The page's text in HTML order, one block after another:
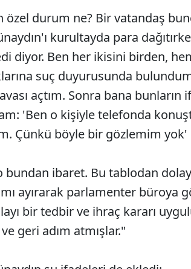
özel durum ne? Bir vatandaş
kurultayda para
diyor. Ben her ikisini birden,
suç duyurusunda
açtım. Sonra bana
'Ben o kişiyle telefonda
Çünkü böyle bir gözlemim yok'
bundan ibaret. Bu tablodan
ayırarak parlamenter büroya
bir tedbir ve ihraç kararı
geri adım atmışlar."